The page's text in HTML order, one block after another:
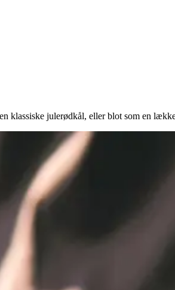
klassiske julerødkål, eller blot som en